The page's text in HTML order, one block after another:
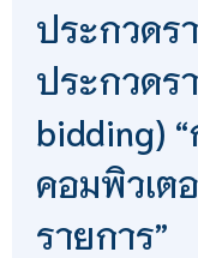
ประกวดร
ประกวดร
bidding)
คอมพิวเต
รายการ”